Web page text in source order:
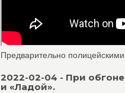
Предварительно
2022-02-04 - При
и «Ладой».